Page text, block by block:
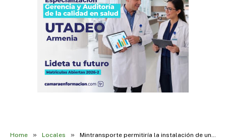
Home » Locales » Mintransporte permitiría la instalación de un peaje en el Valle de Cocora